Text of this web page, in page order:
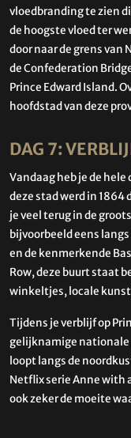
vloedbranding te zien
de hoogste vloed ter
door naar de grens van
de Confederation
Prince Edward Island.
hoofdstad van deze
DAG 7:
Vandaag heb je de
deze stad werd in 1864
je veel terug in de
bijvoorbeeld eens
en de kenmerkende
Row, deze buurt staat
winkeltjes, locale
Tijdens je verblijf op
gelijknamige nationale
loopt langs de
Netflix serie Anne with
ook zeker de moeite